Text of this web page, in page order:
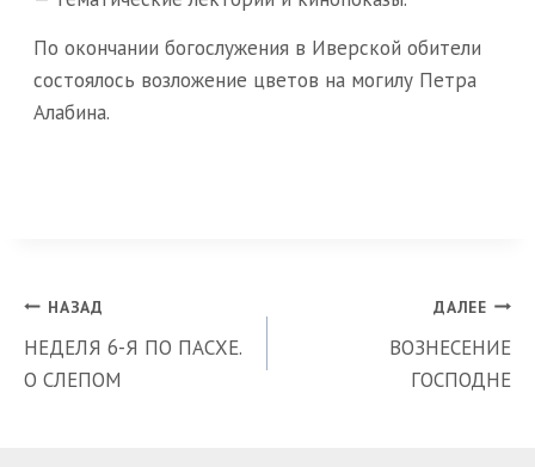
По окончании богослужения в Иверской обители
состоялось возложение цветов на могилу Петра
Алабина.
Навигация
по
НАЗАД
НЕДЕЛЯ 6-Я ПО ПАСХЕ.
О СЛЕПОМ
ДАЛЕЕ
ВОЗНЕСЕНИЕ
ГОСПОДНЕ